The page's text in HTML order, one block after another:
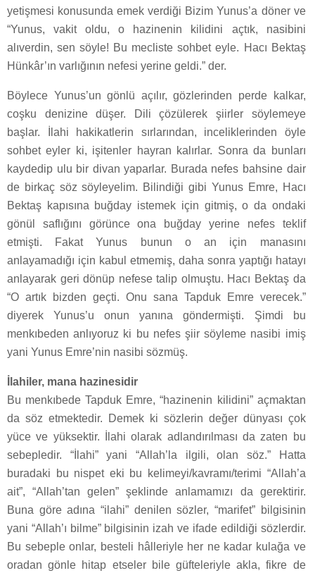
yetişmesi konusunda emek verdiği Bizim Yunus’a döner ve
“Yunus, vakit oldu, o hazinenin kilidini açtık, nasibini
alıverdin, sen söyle! Bu mecliste sohbet eyle. Hacı Bektaş
Hünkâr’ın varlığının nefesi yerine geldi.” der.
Böylece Yunus’un gönlü açılır, gözlerinden perde kalkar,
coşku denizine düşer. Dili çözülerek şiirler söylemeye
başlar. İlahi hakikatlerin sırlarından, inceliklerinden öyle
sohbet eyler ki, işitenler hayran kalırlar. Sonra da bunları
kaydedip ulu bir divan yaparlar. Burada nefes bahsine dair
de birkaç söz söyleyelim. Bilindiği gibi Yunus Emre, Hacı
Bektaş kapısına buğday istemek için gitmiş, o da ondaki
gönül saflığını görünce ona buğday yerine nefes teklif
etmişti. Fakat Yunus bunun o an için manasını
anlayamadığı için kabul etmemiş, daha sonra yaptığı hatayı
anlayarak geri dönüp nefese talip olmuştu. Hacı Bektaş da
“O artık bizden geçti. Onu sana Tapduk Emre verecek.”
diyerek Yunus’u onun yanına göndermişti. Şimdi bu
menkıbeden anlıyoruz ki bu nefes şiir söyleme nasibi imiş
yani Yunus Emre’nin nasibi sözmüş.
İlahiler, mana hazinesidir
Bu menkıbede Tapduk Emre, “hazinenin kilidini” açmaktan
da söz etmektedir. Demek ki sözlerin değer dünyası çok
yüce ve yüksektir. İlahi olarak adlandırılması da zaten bu
sebepledir. “İlahi” yani “Allah’la ilgili, olan söz.” Hatta
buradaki bu nispet eki bu kelimeyi/kavramı/terimi “Allah’a
ait”, “Allah’tan gelen” şeklinde anlamamızı da gerektirir.
Buna göre adına “ilahi” denilen sözler, “marifet” bilgisinin
yani “Allah’ı bilme” bilgisinin izah ve ifade edildiği sözlerdir.
Bu sebeple onlar, besteli hâlleriyle her ne kadar kulağa ve
oradan gönle hitap etseler bile güfteleriyle akla, fikre de